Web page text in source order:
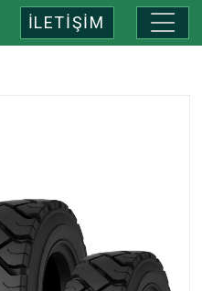
İLETİŞİM